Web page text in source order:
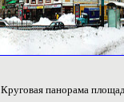
Круговая панорама